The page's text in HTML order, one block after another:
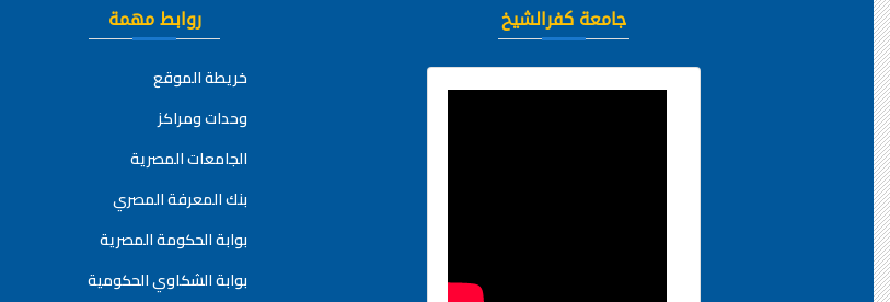
جامعة كفرالشيخ روابط مهمة
خريطة الموقع
وحدات ومراكز
الجامعات المصرية
بنك المعرفة المصري
بوابة الحكومة المصرية
بوابة الشكاوي الحكومية